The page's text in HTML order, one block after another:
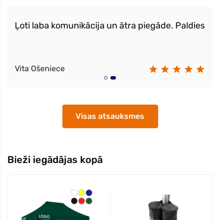
Paldues par zibenīgu piegādi, prece kvalitatīva
Edvīns
Visas atsauksmes
Bieži iegādājas kopā